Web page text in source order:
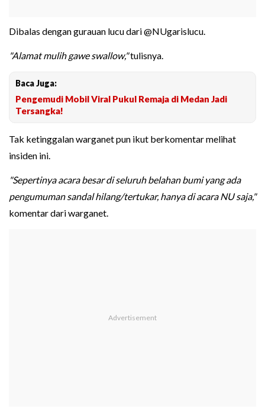
Dibalas dengan gurauan lucu dari @NUgarislucu.
"Alamat mulih gawe swallow,"tulisnya.
Baca Juga:
Pengemudi Mobil Viral Pukul Remaja di Medan Jadi
Tersangka!
Tak ketinggalan warganet pun ikut berkomentar melihat
insiden ini.
"Sepertinya acara besar di seluruh belahan bumi yang ada
pengumuman sandal hilang/tertukar, hanya di acara NU saja,"
komentar dari warganet.